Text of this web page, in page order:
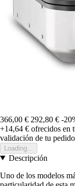
366,00 € 292,80 € -
+14,64 € ofrecidos en
validación de tu pedido
Loading...
Descripción
Uno de los modelos